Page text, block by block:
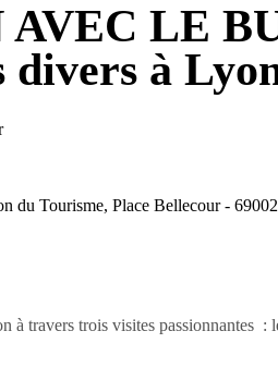
LE
divers à
du Tourisme, Place Bellecour -
à travers trois visites passionnantes :